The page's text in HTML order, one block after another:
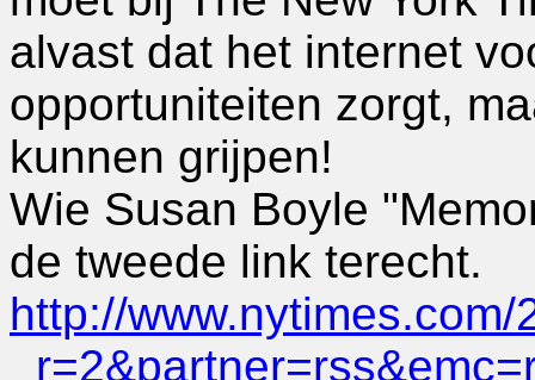
alvast dat het internet
opportuniteiten zorgt,
kunnen grijpen!
Wie Susan Boyle
de tweede link terecht.
http://